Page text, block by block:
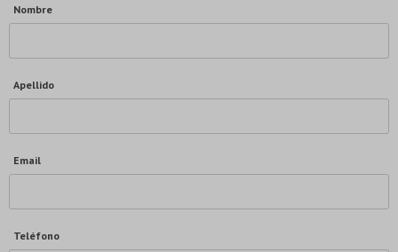
Nombre
Apellido
Email
Teléfono